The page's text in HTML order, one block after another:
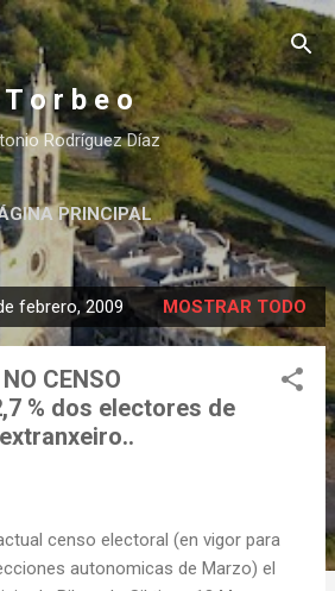
contenido principal
T o r b e o
Rodríguez Díaz
PRINCIPAL
febrero, 2009 MOSTRAR TODO
CENSO
% dos electores de
censo electoral (en vigor para
autonomicas de Marzo) el